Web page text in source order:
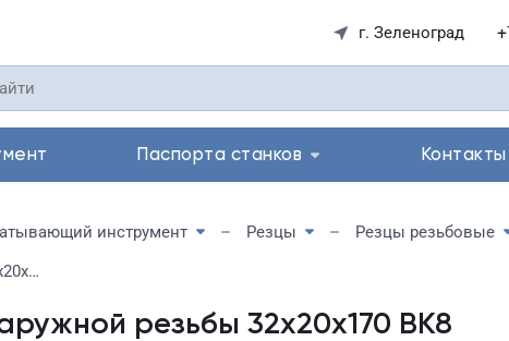
г. Зеленоград
Паспорта станков Контакты
инструмент Резцы
Резцы резьбовые
Резец Резьбовой для наружной резьбы 32х20х170 ВК8
резьбы 32х20х170 ВК8